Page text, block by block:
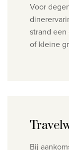
Voor
strand
of kleine
Bij